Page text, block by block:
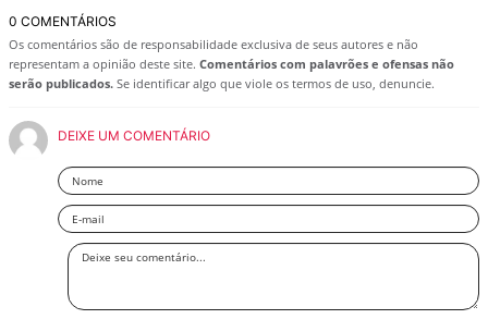
0 COMENTÁRIOS
Os comentários são de responsabilidade exclusiva de seus autores e não
representam a opinião deste site. Comentários com palavrões e ofensas não
serão publicados. Se identificar algo que viole os termos de uso, denuncie.
DEIXE UM COMENTÁRIO
Nome
Email
Deixe